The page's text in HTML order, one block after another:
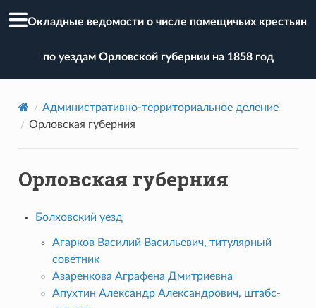
Окладные ведомости о числе помещичьих крестьян
по уездам Орловской губернии на 1858 год
Административно-территориальное деление
Орловская губерния
Орловская губерния
Болховский уезд
Агарков Василий Васильевич, титулярный
советник
Азаренкова Аграфена Дмитриевна
Апухтин Александр Александрович, штабс-